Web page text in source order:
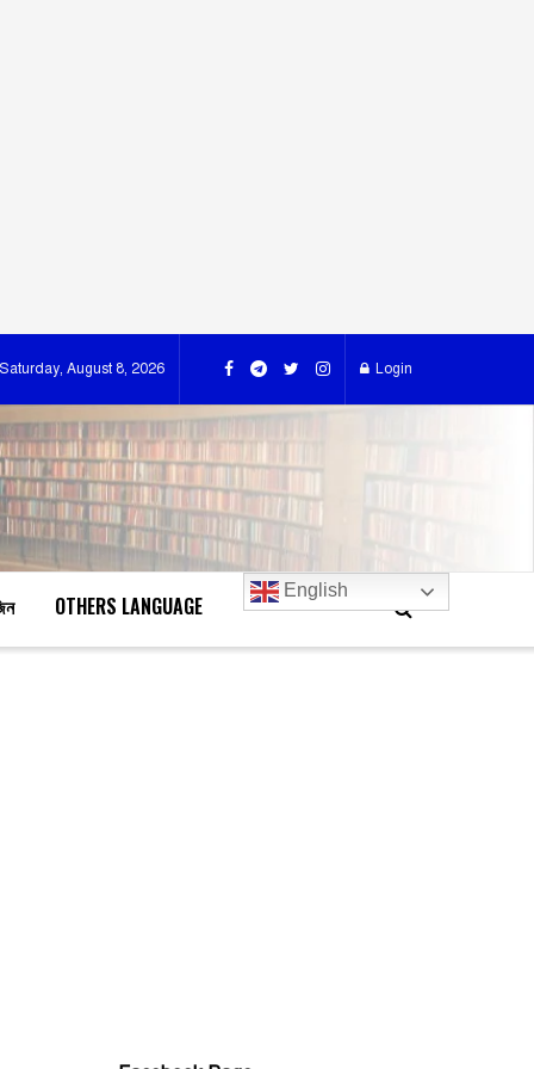
Saturday, August 8, 2026 Login
OTHERS LANGUAGE
English